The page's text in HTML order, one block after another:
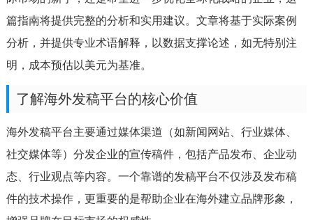
篇指南将提供完整的分析和实用建议。文章将基于实际案例
分析，并提供专业术语解释，以数据支撑论述，如无特别注
明，成本预估以美元为基准。
了解海外发稿平台的核心价值
海外发稿平台主要通过媒体渠道（如新闻网站、行业媒体、
社交媒体等）分发企业的宣传稿件，包括产品发布、企业动
态、行业观点等内容。一个靠谱的发稿平台不仅涉及发布稿
件的技术操作，更重要的是帮助企业在海外建立品牌形象，